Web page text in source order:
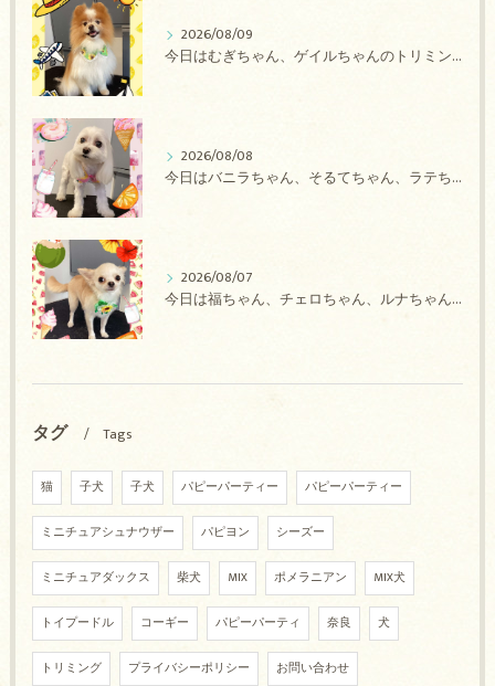
2026/08/09
今日はむぎちゃん、ゲイルちゃんのトリミングの紹介です【奈良のエース動物病院】
2026/08/08
今日はバニラちゃん、そるてちゃん、ラテちゃん、バニラちゃん、チョコちゃん、ベリーちゃん、メロンちゃん、もこちゃんのトリミングの紹介です【奈良のエース動物病院】
2026/08/07
今日は福ちゃん、チェロちゃん、ルナちゃん、Royちゃん、アネラちゃん、ポコちゃんのトリミングの紹介です【奈良のエース動物病院】
タグ Tags
猫 子犬 子犬 パピーパーティー パピーパーティー
ミニチュアシュナウザー パピヨン シーズー
ミニチュアダックス 柴犬 MIX ポメラニアン MIX犬
トイプードル コーギー パピーパーティ 奈良 犬
トリミング プライバシーポリシー お問い合わせ